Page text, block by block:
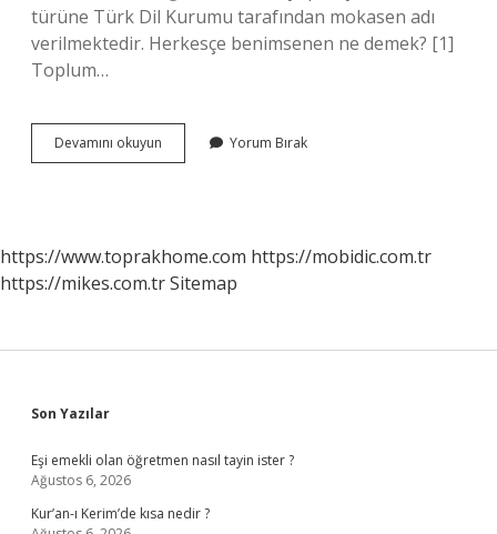
türüne Türk Dil Kurumu tarafından mokasen adı
verilmektedir. Herkesçe benimsenen ne demek? [1]
Toplum…
Devamını okuyun Benimsenmek
Ne
Yorum Bırak
https://www.toprakhome.com https://mobidic.com.tr
https://mikes.com.trSitemap
Sidebar
Son Yazılar
Eşi emekli olan öğretmen nasıl tayin ister ?
Ağustos 6, 2026
Kur’an-ı Kerim’de kısa nedir ?